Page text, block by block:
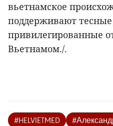
вьетнамское
поддерживают
привилегированные
Вьетнамом./.
#HELVIETMED